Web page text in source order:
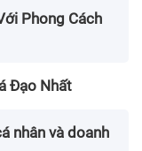
Phong Cách
Đạo Nhất
nhân và doanh